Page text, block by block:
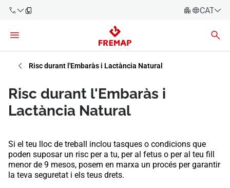
900 61 00
61
+34 91
919 61 61
900 61 00
61
CATALÀ
Español
Empreses
Treballadors
Autònoms
Risc durant l'Embaràs i Lactància Natural
Risc durant l'Embaràs i
Lactància Natural
Si el teu lloc de treball inclou tasques o condicions que
poden suposar un risc per a tu, per al fetus o per al teu fill
menor de 9 mesos, posem en marxa un procés per garantir
la teva seguretat i els teus drets.